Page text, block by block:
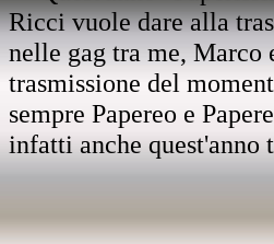
Ricci vuole dare alla
nelle gag tra me, Marco
trasmissione del
sempre Papereo e
infatti anche quest'anno